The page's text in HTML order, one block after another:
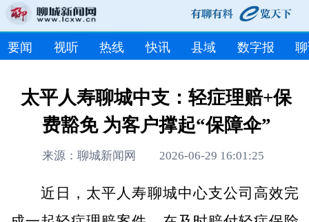
要闻 视听 热线 快讯 县域 数字报
太平人寿聊城中支：轻症理赔+保
费豁免 为客户撑起“保障伞”
来源：聊城新闻网 2026-06-29 16:01:25
近日，太平人寿聊城中心支公司高效完